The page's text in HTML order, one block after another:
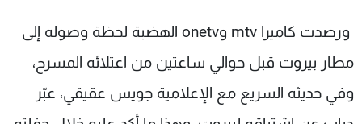
ورصدت كاميرا mtv وonetv الهضبة لحظة وصوله إلى
مطار بيروت قبل حوالي ساعتين من اعتلائه المسرح،
وفي حديثه السريع مع الإعلامية جويس عقيقي، عبّر